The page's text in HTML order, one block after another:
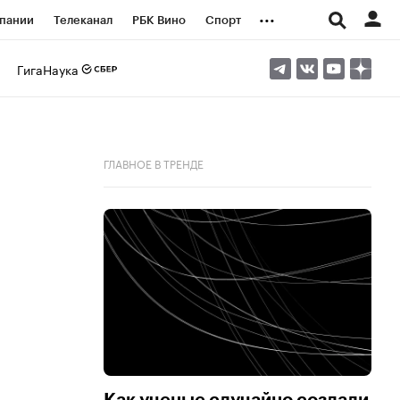
Телеканал РБК Вино Спорт ...
ГигаНаука
ГЛАВНОЕ В ТРЕНДЕ